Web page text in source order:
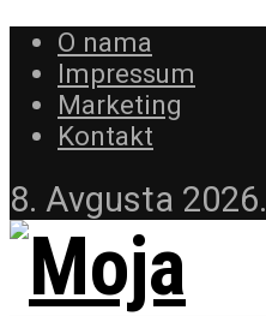
O nama
Impressum
Marketing
Kontakt
8. Avgusta 2026.